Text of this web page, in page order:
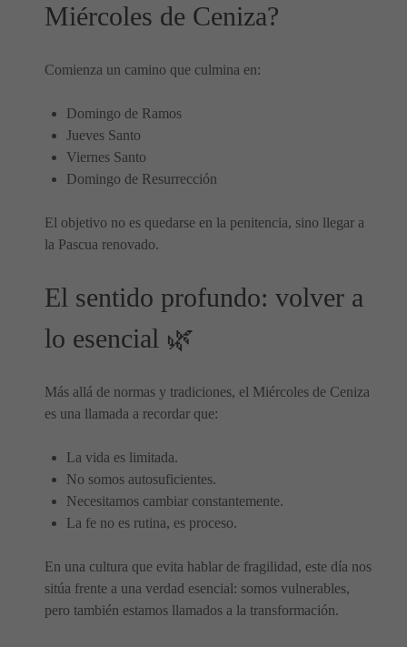
Miércoles de Ceniza?
Comienza un camino que culmina en:
Domingo de Ramos
Jueves Santo
Viernes Santo
Domingo de Resurrección
El objetivo no es quedarse en la penitencia, sino llegar a
la Pascua renovado.
El sentido profundo: volver a
lo esencial 🌿
Más allá de normas y tradiciones, el Miércoles de Ceniza
es una llamada a recordar que:
La vida es limitada.
No somos autosuficientes.
Necesitamos cambiar constantemente.
La fe no es rutina, es proceso.
En una cultura que evita hablar de fragilidad, este día nos
sitúa frente a una verdad esencial: somos vulnerables,
pero también estamos llamados a la transformación.